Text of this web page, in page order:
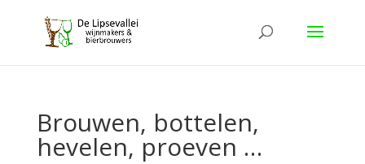
Brouwen, bottelen,
hevelen, proeven …